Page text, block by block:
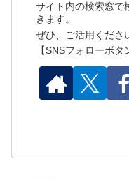
サイト内の検索窓で
きます。
ぜひ、ご活用くださ
【SNSフォローボタ